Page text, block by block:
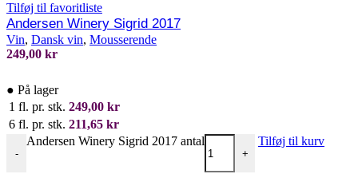
Tilføj til favoritliste
Andersen Winery Sigrid 2017
Vin, Dansk vin, Mousserende
249,00 kr
● På lager
1 fl. pr. stk. 249,00 kr
6 fl. pr. stk. 211,65 kr
-
Andersen Winery Sigrid 2017 antal
+
Tilføj til kurv